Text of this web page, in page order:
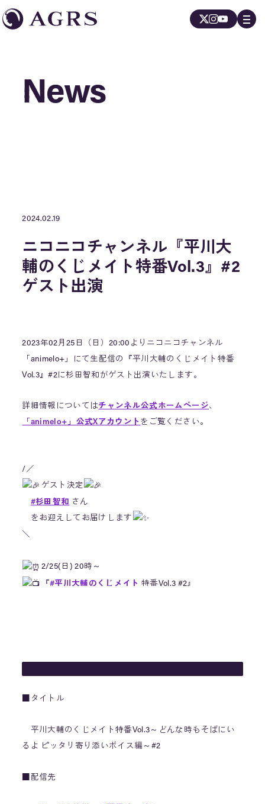
News
News
2024.02.19
ニコニコチャンネル『平川大
輔のくじメイト特番Vol.3』#2
ゲスト出演
2023年02月25日（日）20:00よりニコニコチャンネル
「animelo+」にて生配信の『平川大輔のくじメイト特番
Vol.3』#2に杉田智和がゲスト出演いたします。
詳細情報についてはチャンネル公式ホームページ、
「animelo+」公式Xアカウント をご覧ください。
/／
ゲスト決定
#杉田智和 さん
をお迎えしてお届けします
＼
2/25(日) 20時～
『 #平川大輔のくじメイト 特番Vol.3 #2』
後半は「animelo+」CH会員限定パート！
— アニメロスタッフ (@animelo_staff)February 19, 2024
■タイトル
平川大輔のくじメイト特番Vol.3～どんな時もそばにい
るよ ピッタリ寄り添いボイス編～#2
■配信先